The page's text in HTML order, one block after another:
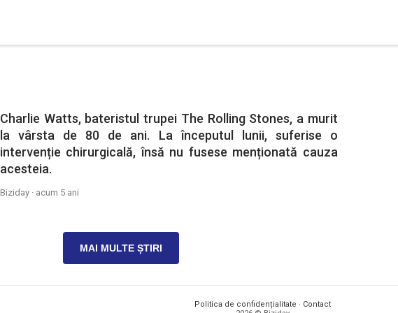
Charlie Watts, bateristul trupei The Rolling Stones, a murit
la vârsta de 80 de ani. La începutul lunii, suferise o
intervenție chirurgicală, însă nu fusese menționată cauza
acesteia.
Biziday · acum 5 ani
MAI MULTE ȘTIRI
Politica de confidențialitate · Contact